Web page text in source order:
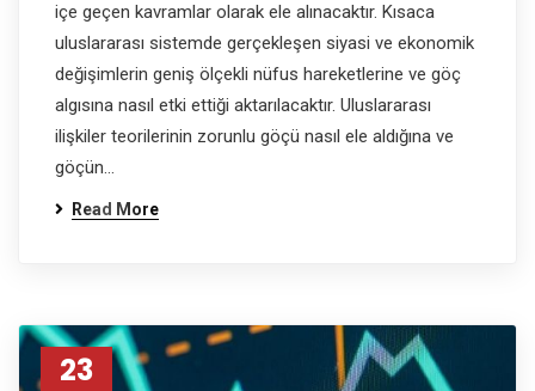
içe geçen kavramlar olarak ele alınacaktır. Kısaca
uluslararası sistemde gerçekleşen siyasi ve ekonomik
değişimlerin geniş ölçekli nüfus hareketlerine ve göç
algısına nasıl etki ettiği aktarılacaktır. Uluslararası
ilişkiler teorilerinin zorunlu göçü nasıl ele aldığına ve
göçün…
Read More
23